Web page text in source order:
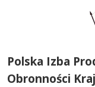
Polska Izba
Obronności